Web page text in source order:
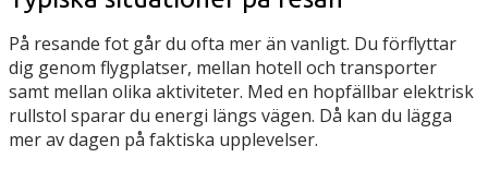
På resande fot går du ofta mer än vanligt. Du förflyttar
dig genom flygplatser, mellan hotell och transporter
samt mellan olika aktiviteter. Med en hopfällbar elektrisk
rullstol sparar du energi längs vägen. Då kan du lägga
mer av dagen på faktiska upplevelser.